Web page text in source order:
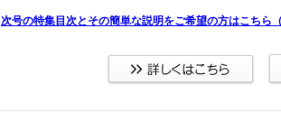
次号の特集目次とその簡単な説明をご希望の方はこちら